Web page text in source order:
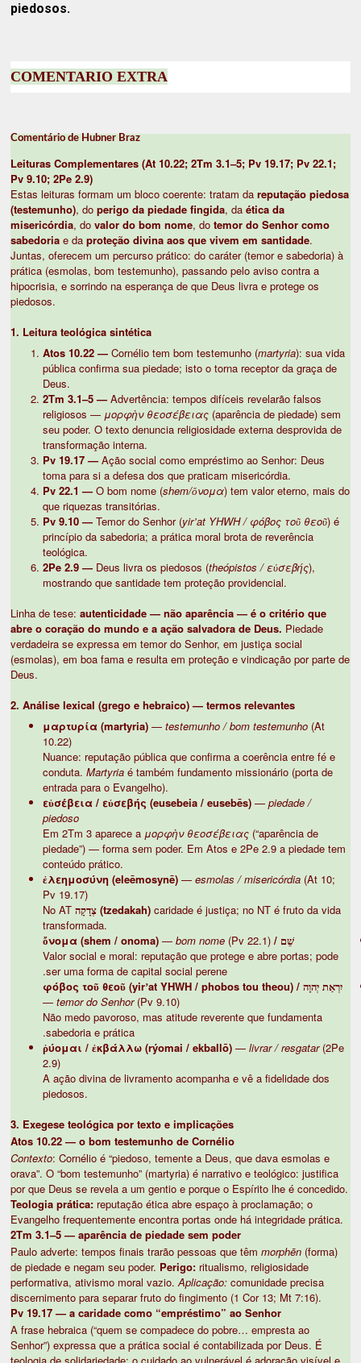
piedosos.
COMENTARIO EXTRA
Comentário de Hubner Braz
Leituras Complementares (At 10.22; 2Tm 3.1–5; Pv 19.17; Pv 22.1;
Pv 9.10; 2Pe 2.9)
Estas leituras formam um bloco coerente: tratam dareputação piedosa
(testemunho), doperigo da piedade fingida, daética da
misericórdia, dovalor do bom nome, dotemor do Senhor como
sabedoria e daproteção divina aos que vivem em santidade.
Juntas, oferecem um percurso prático: do caráter (temor e sabedoria) à
prática (esmolas, bom testemunho), passando pelo aviso contra a
hipocrisia, e sorrindo na esperança de que Deus livra e protege os
piedosos.
1. Leitura teológica sintética
Atos 10.22 — Cornélio tem bom testemunho (martyria): sua vida
pública confirma sua piedade; isto o torna receptor da graça de
Deus.
2Tm 3.1–5 — Advertência: tempos difíceis revelarão falsos
religiosos — μορφὴν θεοσέβειας (aparência de piedade) sem
seu poder. O texto denuncia religiosidade externa desprovida de
transformação interna.
Pv 19.17 — Ação social como empréstimo ao Senhor: Deus
toma para si a defesa dos que praticam misericórdia.
Pv 22.1 — O bom nome (shem/ὄνομα) tem valor eterno, mais do
que riquezas transitórias.
Pv 9.10 — Temor do Senhor (yirʼat YHWH / φόβος τοῦ θεοῦ) é
princípio da sabedoria; a prática moral brota de reverência
teológica.
2Pe 2.9 — Deus livra os piedosos (theópistos / εὐσεβής),
mostrando que santidade tem proteção providencial.
Linha de tese:autenticidade — não aparência — é o critério que
abre o coração do mundo e a ação salvadora de Deus. Piedade
verdadeira se expressa em temor do Senhor, em justiça social
(esmolas), em boa fama e resulta em proteção e vindicação por parte de
Deus.
2. Análise lexical (grego e hebraico) — termos relevantes
μαρτυρία (martyria) —testemunho / bom testemunho (At
10.22)
Nuance: reputação pública que confirma a coerência entre fé e
conduta.Martyria é também fundamento missionário (porta de
entrada para o Evangelho).
εὐσέβεια / εὐσεβής (eusebeia / eusebēs) —piedade /
piedoso
Em 2Tm 3 aparece a μορφὴν θεοσέβειας (“aparência de
piedade”) — forma sem poder. Em Atos e 2Pe 2.9 a piedade tem
conteúdo prático.
ἐλεημοσύνη (eleēmosynē) —esmolas / misericórdia (At 10;
Pv 19.17)
No AT
צְדָקָה (tzedakah) caridade é justiça; no NT é fruto da vida
transformada.
שֵׁם / ὄνομα (shem / onoma)
—bom nome (Pv 22.1)
Valor social e moral: reputação que protege e abre portas; pode
ser uma forma de capital social perene.
יִרְאַת יְהוָה / φόβος τοῦ θεοῦ (yirʼat YHWH / phobos tou theou)
—temor do Senhor(Pv 9.10)
Não medo pavoroso, mas atitude reverente que fundamenta
sabedoria e prática.
ῥύομαι / ἐκβάλλω (rýomai / ekballō) —livrar / resgatar(2Pe
2.9)
A ação divina de livramento acompanha e vê a fidelidade dos
piedosos.
3. Exegese teológica por texto e implicações
Atos 10.22 — o bom testemunho de Cornélio
Contexto: Cornélio é “piedoso, temente a Deus, que dava esmolas e
orava”. O “bom testemunho” (martyria) é narrativo e teológico: justifica
por que Deus se revela a um gentio e porque o Espírito lhe é concedido.
Teologia prática: reputação ética abre espaço à proclamação; o
Evangelho frequentemente encontra portas onde há integridade prática.
2Tm 3.1–5 — aparência de piedade sem poder
Paulo adverte: tempos finais trarão pessoas que têmmorphēn (forma)
de piedade e negam seu poder. Perigo: ritualismo, religiosidade
performativa, ativismo moral vazio.Aplicação: comunidade precisa
discernimento para separar fruto do fingimento (1 Cor 13; Mt 7:16).
Pv 19.17 — a caridade como “empréstimo” ao Senhor
A frase hebraica (“quem se compadece do pobre… empresta ao
Senhor”) expressa que a prática social é contabilizada por Deus. É